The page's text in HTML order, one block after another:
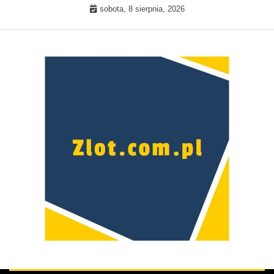
sobota, 8 sierpnia, 2026